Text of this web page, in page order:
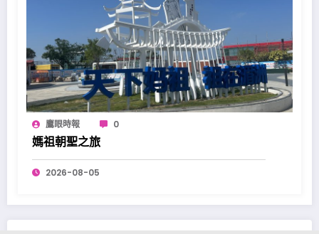
鷹眼時報 0
媽祖朝聖之旅
2026-08-05